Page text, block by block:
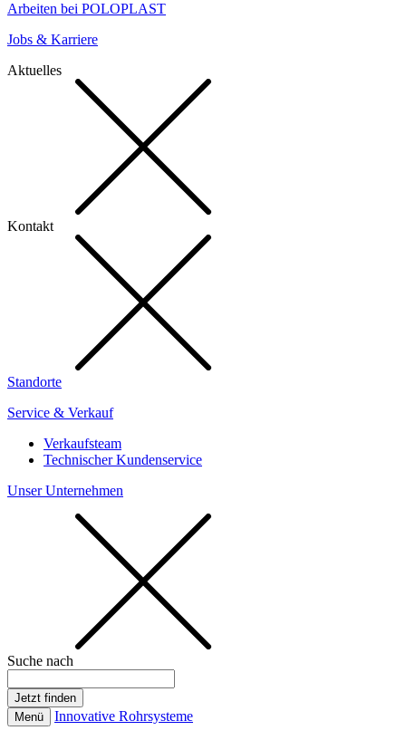
Arbeiten bei POLOPLAST
Jobs & Karriere
Aktuelles
Kontakt
Standorte
Service & Verkauf
Verkaufsteam
Technischer Kundenservice
Unser Unternehmen
Suche nach
Menü Innovative Rohrsysteme